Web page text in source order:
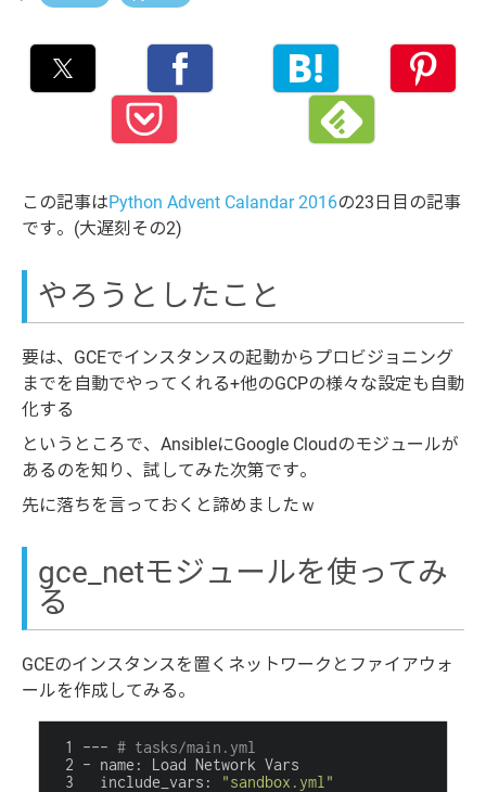
この記事はPython Advent Calandar 2016の23日目の記事
です。(大遅刻その2)
やろうとしたこと
要は、GCEでインスタンスの起動からプロビジョニング
までを自動でやってくれる+他のGCPの様々な設定も自動
化する
というところで、AnsibleにGoogle Cloudのモジュールが
あるのを知り、試してみた次第です。
先に落ちを言っておくと諦めましたｗ
gce_netモジュールを使ってみ
る
GCEのインスタンスを置くネットワークとファイアウォ
ールを作成してみる。
--- # tasks/main.yml
- name : Load Network Vars
include_vars :
"sandbox.yml"